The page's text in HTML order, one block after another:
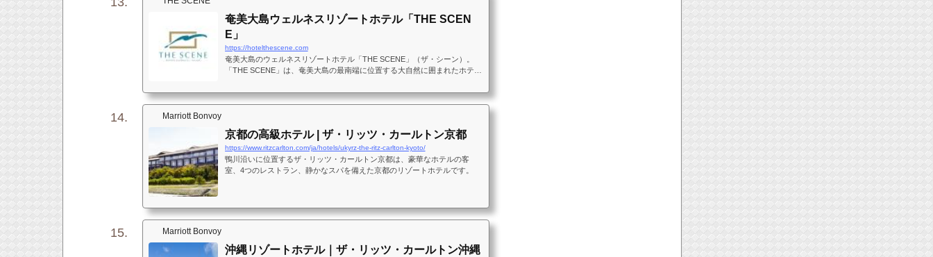
奄美大島ウェルネスリゾートホテル「THE SCEN
E」
https://hotelthescene.com
奄美大島のウェルネスリゾートホテル「THE SCENE」（ザ・シーン）。
「THE SCENE」は、奄美大島の最南端に位置する大自然に囲まれたホテ
ティとリラクゼーションをお楽しみいただけます。
Marriott Bonvoy
京都の高級ホテル | ザ・リッツ・カールトン京都
https://www.ritzcarlton.com/ja/hotels/ukyrz-the-ritz-carlton-kyoto/
鴨川沿いに位置するザ・リッツ・カールトン京都は、豪華なホテルの客
室、4つのレストラン、静かなスパを備えた京都のリゾートホテルです。
Marriott Bonvoy
沖縄リゾートホテル｜ザ・リッツ・カールトン沖縄